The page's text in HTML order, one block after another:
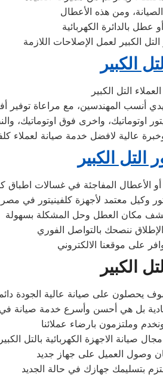
الكبير
الكبير
المفاجئة في غسالات اطباق
كشف مكان العطل وحل المشكلة بسهولة
ننصحك بالتواصل الفوري
الكبير
يحصلون على صيانة عالية الجودة
بل هي أحسن وأسرع خدمة صيانة في
وملتزمون بارضاء عملائنا
الاجهزة الكهربائية بالتل الكبير
وصول العميل على جهاز جديد
بتسليمك جهازك في حالة الجديد